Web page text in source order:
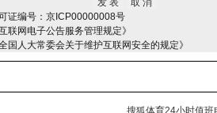
证编号：京ICP00000008号
联网电子公告服务管理规定》
国人大常委会关于维护互联网安全的规定》
搜狐体育24小时值